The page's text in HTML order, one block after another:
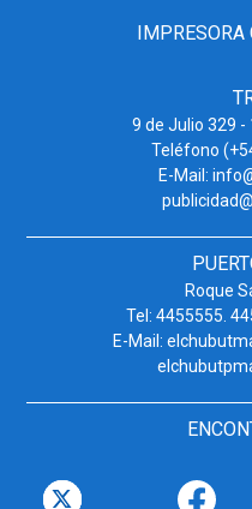
IMPRESORA
9 de Julio 329 -
Teléfono
E-Mail:
Roque
Tel: 4455555.
E-Mail: